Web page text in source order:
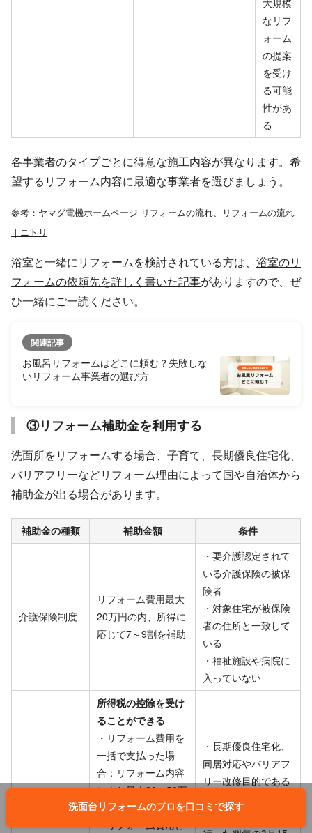
なリフ
ォーム
の提案
を受け
る可能
性があ
る
各事業者のタイプごとに得意な施工内容が異なります。希
望するリフォーム内容に最適な事業者を選びましょう。
参考： ヤマダ電機ホームページ リフォームの流れ
リフォームの流れ
｜ニトリ
浴室と一緒にリフォームを検討されている方は、 浴室のリ
フォームの依頼先を詳しく書いた記事がありますので、ぜ
ひ一緒にご一読ください。
関連記事
お風呂リフォームはどこに頼む？失敗しな
いリフォーム事業者の選び方
③リフォーム補助金を利用する
洗面所をリフォームする場合、子育て、長期優良住宅化、
バリアフリーなどリフォーム理由によって国や自治体から
補助金が出る場合があります。
補助金の種類 補助金額 条件
介護保険制度
リフォーム費用最大
20万円の内、所得に
応じて7～9割を補助
・要介護認定されて
いる介護保険の被保
険者
・対象住宅が被保険
者の住所と一致して
いる
・福祉施設や病院に
入っていない
リフォーム減
所得税の控除を受け
ることができる
・リフォーム費用を
一括で支払った場
合：リフォーム内容
により最大20〜50万
円の所得税控除
・リフォーム費用と
・長期優良住宅化、
同居対応やバリアフ
リー改修目的である
・リフォーム工事を
洗面台リフォームのプロを口コミで探す